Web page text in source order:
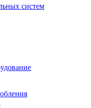
систем